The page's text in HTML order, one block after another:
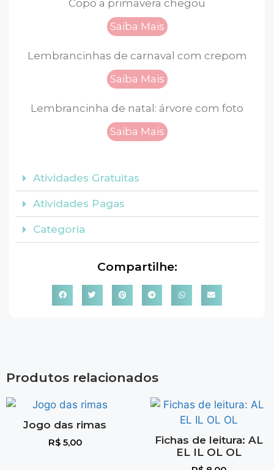
Copo a primavera chegou
Saiba Mais
Lembrancinhas de carnaval com crepom
Saiba Mais
Lembrancinha de natal: árvore com foto
Saiba Mais
Atividades Gratuitas
Atividades Pagas
Categoria
Compartilhe:
Produtos relacionados
Jogo das rimas
R$5,00
Fichas de leitura: AL
EL IL OL OL